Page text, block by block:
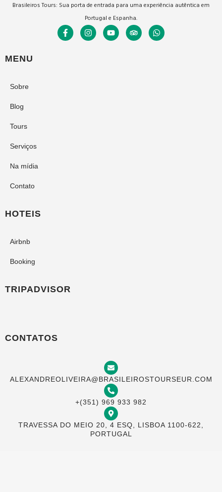
Brasileiros Tours: Sua porta de entrada para uma experiência autêntica em
Portugal e Espanha.
MENU
Sobre
Blog
Tours
Serviços
Na mídia
Contato
HOTEIS
Airbnb
Booking
TRIPADVISOR
CONTATOS
ALEXANDREOLIVEIRA@BRASILEIROSTOURSEUR.COM
+(351) 969 933 982
TRAVESSA DO MEIO 20, 4 ESQ, LISBOA 1100-622,
PORTUGAL